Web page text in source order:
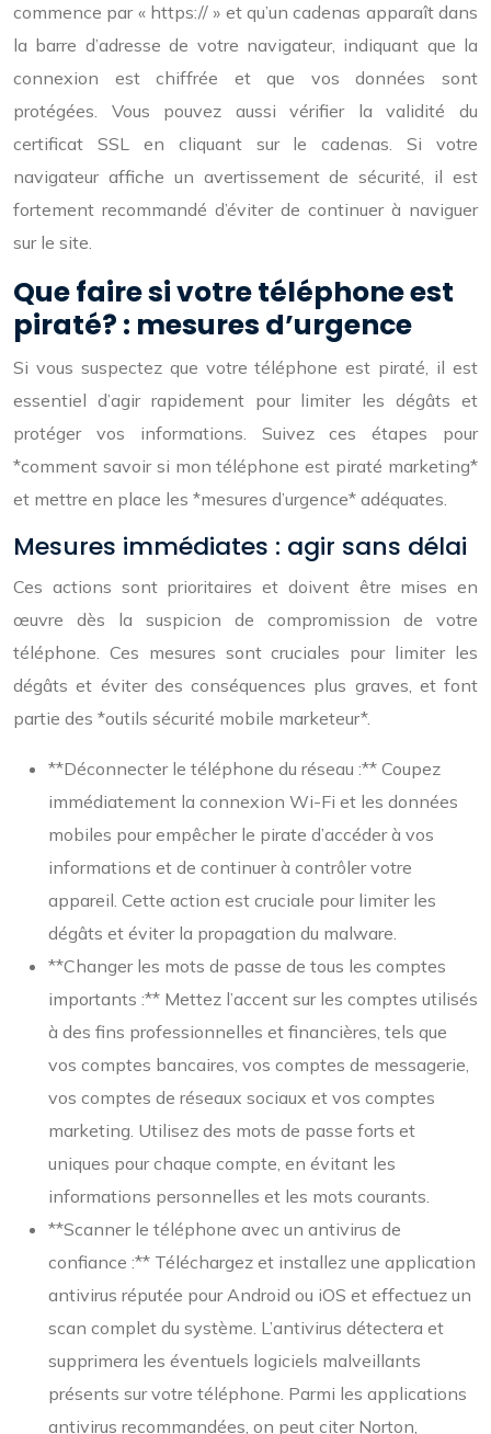
commence par « https:// » et qu’un cadenas apparaît dans
la barre d’adresse de votre navigateur, indiquant que la
connexion est chiffrée et que vos données sont
protégées. Vous pouvez aussi vérifier la validité du
certificat SSL en cliquant sur le cadenas. Si votre
navigateur affiche un avertissement de sécurité, il est
fortement recommandé d’éviter de continuer à naviguer
sur le site.
Que faire si votre téléphone est
piraté? : mesures d’urgence
Si vous suspectez que votre téléphone est piraté, il est
essentiel d’agir rapidement pour limiter les dégâts et
protéger vos informations. Suivez ces étapes pour
*comment savoir si mon téléphone est piraté marketing*
et mettre en place les *mesures d’urgence* adéquates.
Mesures immédiates : agir sans délai
Ces actions sont prioritaires et doivent être mises en
œuvre dès la suspicion de compromission de votre
téléphone. Ces mesures sont cruciales pour limiter les
dégâts et éviter des conséquences plus graves, et font
partie des *outils sécurité mobile marketeur*.
**Déconnecter le téléphone du réseau :** Coupez
immédiatement la connexion Wi-Fi et les données
mobiles pour empêcher le pirate d’accéder à vos
informations et de continuer à contrôler votre
appareil. Cette action est cruciale pour limiter les
dégâts et éviter la propagation du malware.
**Changer les mots de passe de tous les comptes
importants :** Mettez l’accent sur les comptes utilisés
à des fins professionnelles et financières, tels que
vos comptes bancaires, vos comptes de messagerie,
vos comptes de réseaux sociaux et vos comptes
marketing. Utilisez des mots de passe forts et
uniques pour chaque compte, en évitant les
informations personnelles et les mots courants.
**Scanner le téléphone avec un antivirus de
confiance :** Téléchargez et installez une application
antivirus réputée pour Android ou iOS et effectuez un
scan complet du système. L’antivirus détectera et
supprimera les éventuels logiciels malveillants
présents sur votre téléphone. Parmi les applications
antivirus recommandées, on peut citer Norton,